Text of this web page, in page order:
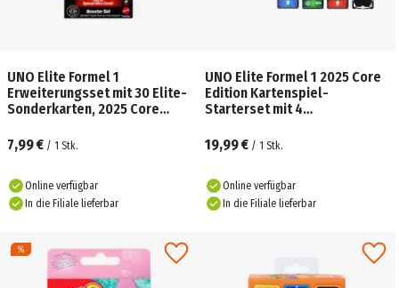
UNO Elite Formel 1
Erweiterungsset mit 30 Elite-
Sonderkarten, 2025 Core
7,99 € / 1 Stk.
Online verfügbar
In die Filiale lieferbar
UNO Elite Formel 1 2025 Core
Edition Kartenspiel-
Starterset mit 4
Promo-Karten
19,99 € / 1 Stk.
Online verfügbar
In die Filiale lieferbar